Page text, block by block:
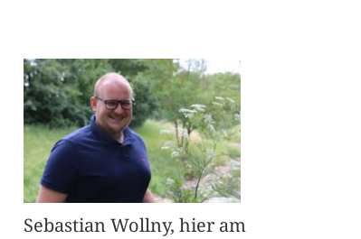
Sebastian Wollny, hier am